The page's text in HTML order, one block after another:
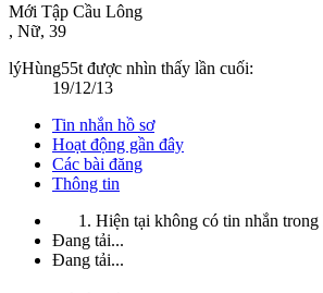
Mới Tập Cầu Lông
, Nữ, 39
lýHùng55t được nhìn thấy lần cuối:
19/12/13
Tin nhắn hồ sơ
Hoạt động gần đây
Các bài đăng
Thông tin
Hiện tại không có tin nhắn
Đang tải...
Đang tải...